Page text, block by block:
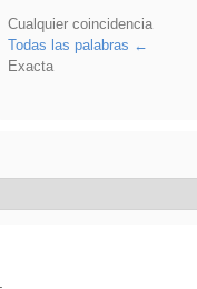
Cualquier coincidencia
Todas las palabras
Exacta